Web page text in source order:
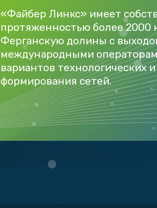
«Файбер Линкс» имеет
протяженностью более
Ферганскую долины с
международными
вариантов технологических
формирования сетей.